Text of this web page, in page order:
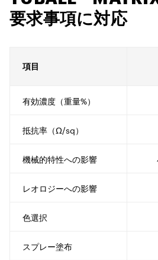
要求事項に対応
項目
有効濃度（重量%）
抵抗率（Ω/sq）
機械的特性への影響
レオロジーへの影響
色選択
スプレー塗布